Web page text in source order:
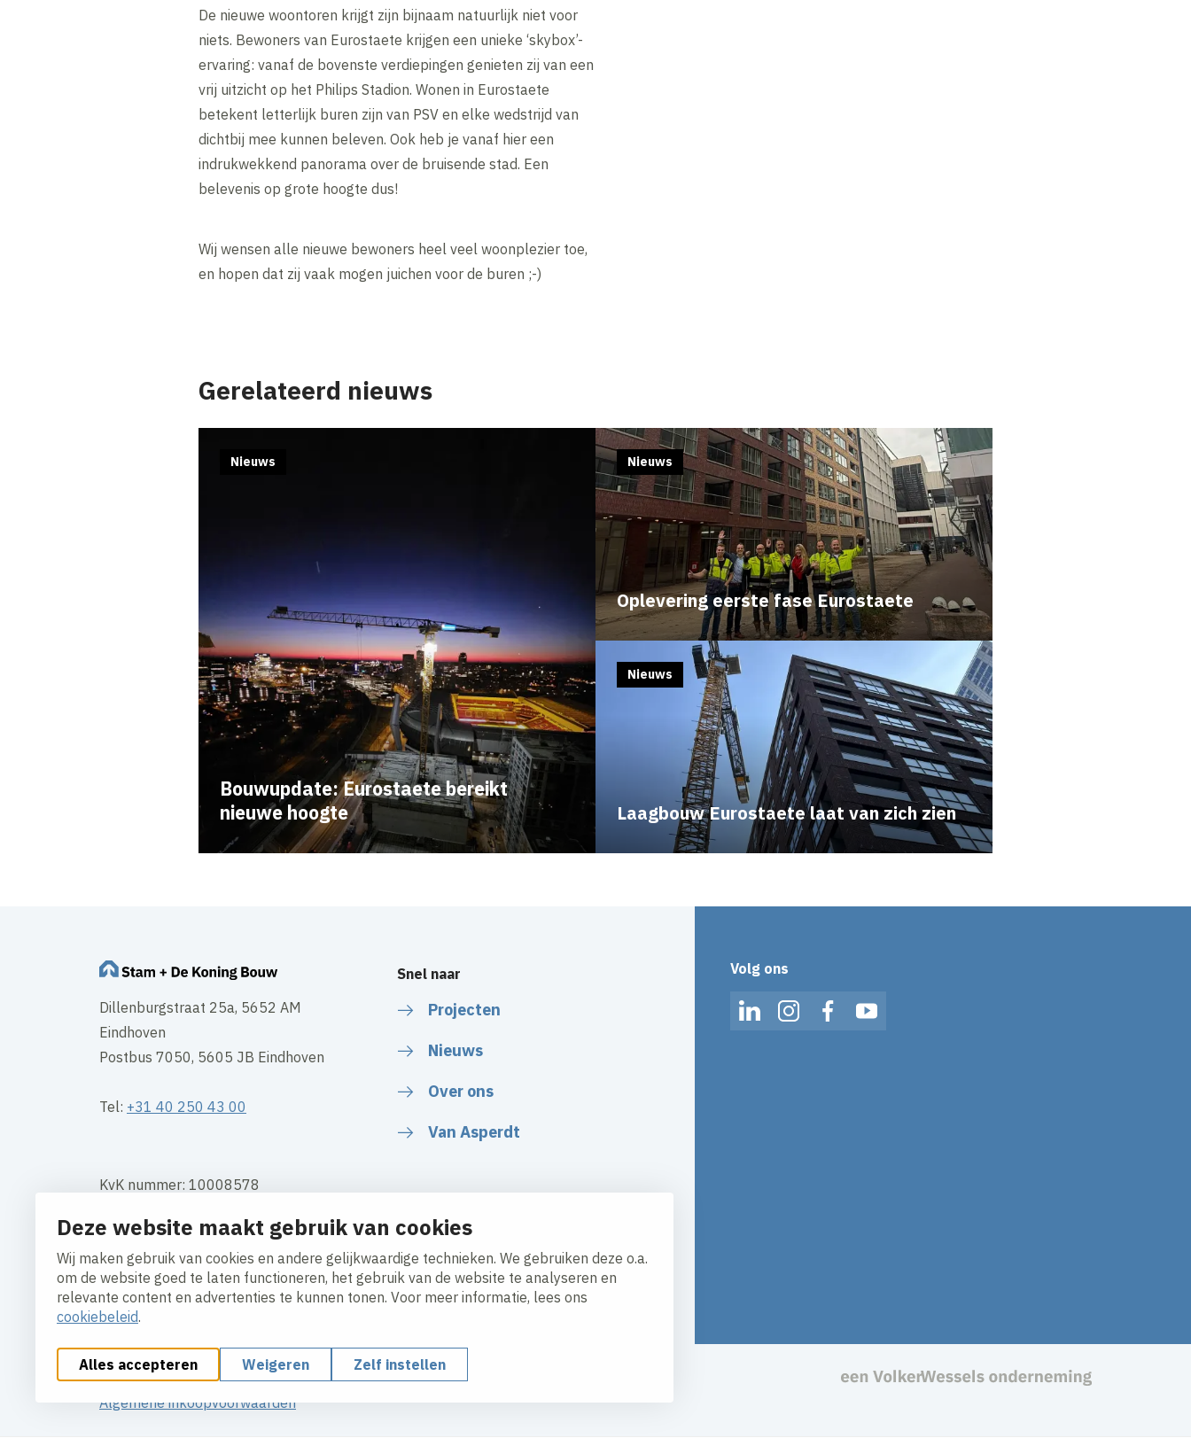
Deze website maakt gebruik van cookies
Wij maken gebruik van cookies en andere gelijkwaardige technieken. We gebruiken deze o.a.
om de website goed te laten functioneren, het gebruik van de website te analyseren en
relevante content en advertenties te kunnen tonen. Voor meer informatie, lees ons
cookiebeleid.
Alles accepteren Weigeren Zelf instellen
De nieuwe woontoren krijgt zijn bijnaam natuurlijk niet voor
niets. Bewoners van Eurostaete krijgen een unieke ‘skybox’-
ervaring: vanaf de bovenste verdiepingen genieten zij van een
vrij uitzicht op het Philips Stadion. Wonen in Eurostaete
betekent letterlijk buren zijn van PSV en elke wedstrijd van
dichtbij mee kunnen beleven. Ook heb je vanaf hier een
indrukwekkend panorama over de bruisende stad. Een
belevenis op grote hoogte dus!
Wij wensen alle nieuwe bewoners heel veel woonplezier toe,
en hopen dat zij vaak mogen juichen voor de buren ;-)
Gerelateerd nieuws
Bouwupdate: Eurostaete bereikt
nieuwe hoogte
Nieuws
Oplevering eerste fase Eurostaete
Nieuws
Laagbouw Eurostaete laat van zich zien
Nieuws
Dillenburgstraat 25a, 5652 AM
Eindhoven
Postbus 7050, 5605 JB Eindhoven
Tel: +31 40 250 43 00
KvK nummer: 10008578
BTW: NL 003660564B01
Contact
Snel naar
Projecten
Nieuws
Over ons
Van Asperdt
Volg ons
LinkedInInstagramFacebookYouTube
Cookies aanpassenCookie beleidPrivacy policyResponsible disclosure
Algemene inkoopvoorwaarden